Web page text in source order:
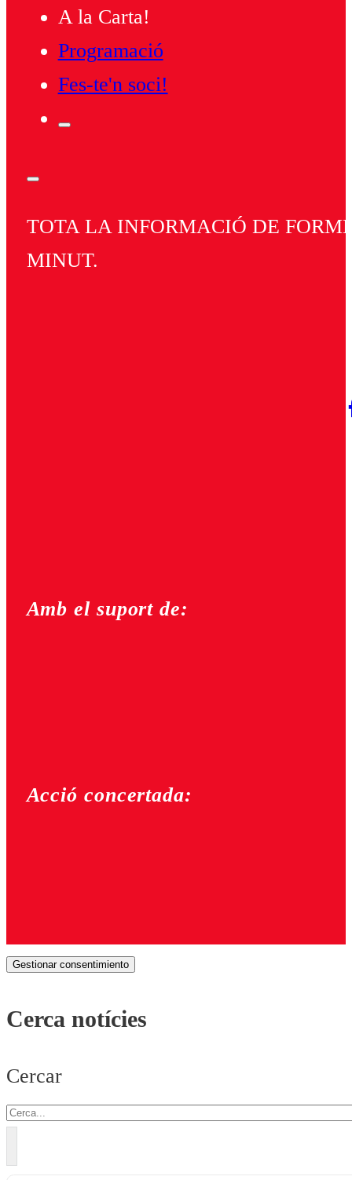
A la Carta!
Programació
Fes-te'n soci!
TOTA LA INFORMACIÓ DE
MINUT.
Amb el suport de:
Acció concertada:
Gestionar consentimiento
Cerca notícies
Cercar